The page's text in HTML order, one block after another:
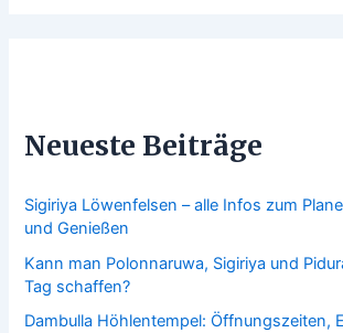
Neueste Beiträge
Sigiriya Löwenfelsen – alle Infos zum
und Genießen
Kann man Polonnaruwa, Sigiriya und
Tag schaffen?
Dambulla Höhlentempel: Öffnungszeiten,